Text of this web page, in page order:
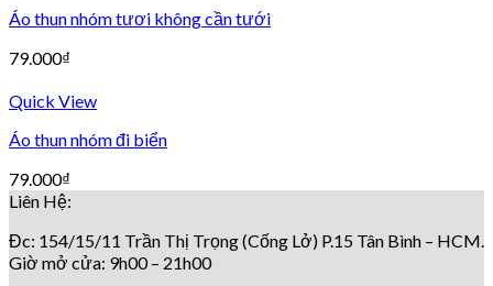
Áo thun nhóm tươi không cần tưới
79.000₫
Quick View
Áo thun nhóm đi biển
79.000₫
Liên Hệ:
Đc: 154/15/11 Trần Thị Trọng (Cống Lở) P.15 Tân Bình – HCM.
Giờ mở cửa: 9h00 – 21h00